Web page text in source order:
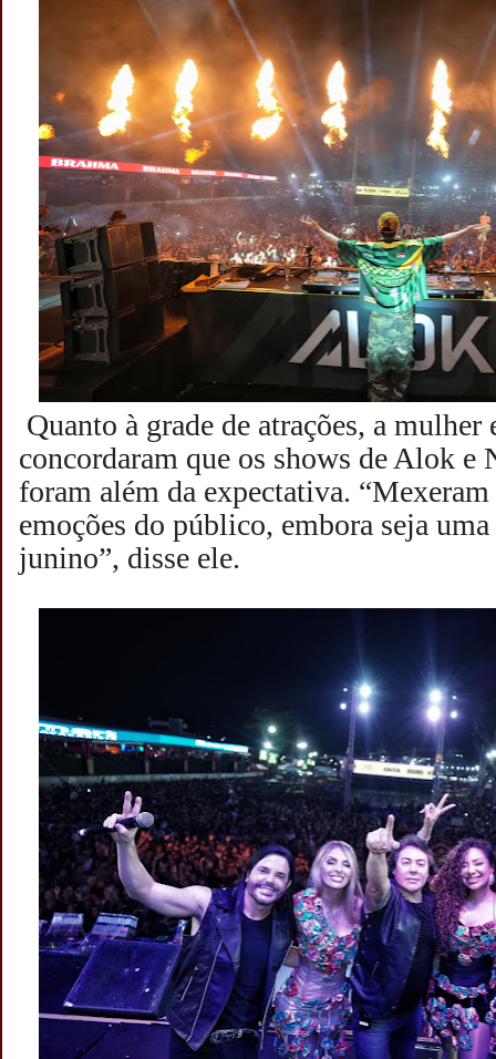
Quanto à grade de atrações, a mulher
concordaram que os shows de Alok e
foram além da expectativa.
emoções do público, embora seja
junino”, disse ele.